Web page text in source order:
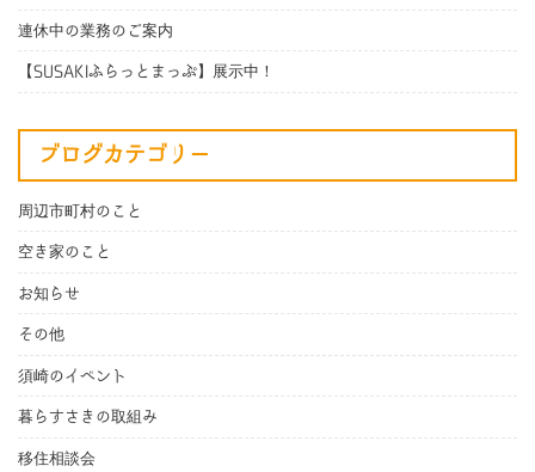
連休中の業務のご案内
【SUSAKIふらっとまっぷ】展示中！
ブログカテゴリー
周辺市町村のこと
空き家のこと
お知らせ
その他
須崎のイベント
暮らすさきの取組み
移住相談会